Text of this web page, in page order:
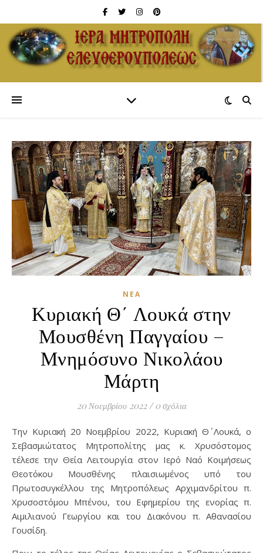
ΝΈΑ
Κυριακή Θ΄ Λουκά στην
Μουσθένη Παγγαίου –
Μνημόσυνο Νικολάου
Μάρτη
20 Νοεμβρίου 2022 / 0 σχόλια
Την Κυριακή 20 Νοεμβρίου 2022, Κυριακή Θ΄ Λουκά, ο
Σεβασμιώτατος Μητροπολίτης μας κ. Χρυσόστομος
τέλεσε την Θεία Λειτουργία στον Ιερό Ναό Κοιμήσεως
Θεοτόκου Μουσθένης πλαισιωμένος υπό του
Πρωτοσυγκέλλου της Μητροπόλεως Αρχιμανδρίτου π.
Χρυσοστόμου Μπένου, του Εφημερίου της ενορίας π.
Αιμιλιανού Γεωργίου και του Διακόνου π. Αθανασίου
Γουσίδη.